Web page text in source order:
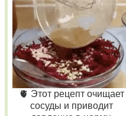
🫀 Этот рецепт очищает
сосуды и приводит